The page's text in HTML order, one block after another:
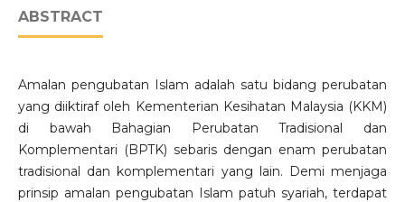
ABSTRACT
Amalan pengubatan Islam adalah satu bidang perubatan
yang diiktiraf oleh Kementerian Kesihatan Malaysia (KKM)
di bawah Bahagian Perubatan Tradisional dan
Komplementari (BPTK) sebaris dengan enam perubatan
tradisional dan komplementari yang lain. Demi menjaga
prinsip amalan pengubatan Islam patuh syariah, terdapat